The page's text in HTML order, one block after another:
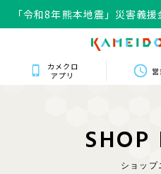
「令和8年熊本地震」災害義
カメクロ
アプリ
SHOP
ショップ